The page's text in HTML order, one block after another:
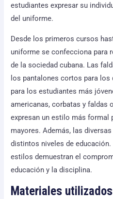
estudiantes expresar su
del uniforme.
Desde los primeros cursos
uniforme se confecciona para
de la sociedad cubana. Las
los pantalones cortos para
para los estudiantes más
americanas, corbatas y faldas
expresan un estilo más formal
mayores. Además, las
distintos niveles de
estilos demuestran el
educación y la disciplina.
Materiales